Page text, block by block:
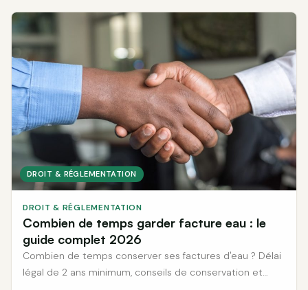
DROIT & RÉGLEMENTATION
DROIT & RÉGLEMENTATION
Combien de temps garder facture eau : le
guide complet 2026
Combien de temps conserver ses factures d'eau ? Délai
légal de 2 ans minimum, conseils de conservation et